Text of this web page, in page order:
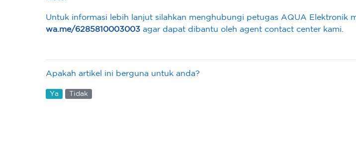
Untuk informasi lebih lanjut silahkan menghubungi petugas AQUA Elektronik
wa.me/6285810003003 agar dapat dibantu oleh agent contact center kami.
Apakah artikel ini berguna untuk anda?
Ya Tidak